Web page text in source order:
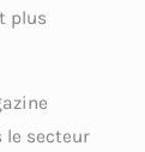
plus
le secteur